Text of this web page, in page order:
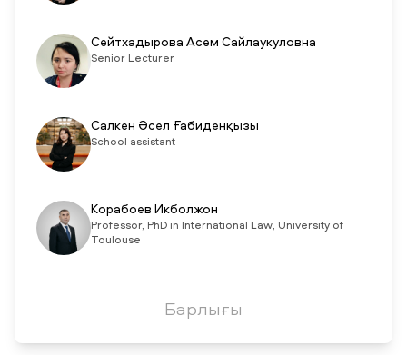
Сейтхадырова Асем Сайлаукуловна
Senior Lecturer
Салкен Әсел Ғабиденқызы
School assistant
Корабоев Икболжон
Professor, PhD in International Law, University of
Toulouse
Барлығы